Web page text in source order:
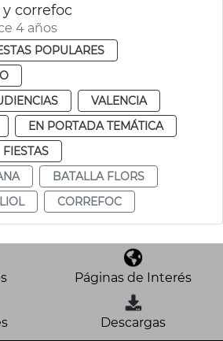
correfoc
4 años
POPULARES
VALENCIA
EN PORTADA TEMÁTICA
FIESTAS
BATALLA FLORS
CORREFOC
Páginas de Interés
Descargas